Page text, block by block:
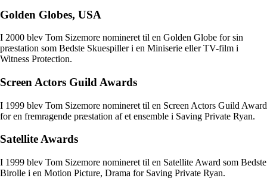
Golden Globes, USA
I 2000 blev Tom Sizemore nomineret til en Golden Globe for sin
præstation som Bedste Skuespiller i en Miniserie eller TV-film i
Witness Protection.
Screen Actors Guild Awards
I 1999 blev Tom Sizemore nomineret til en Screen Actors Guild Award
for en fremragende præstation af et ensemble i Saving Private Ryan.
Satellite Awards
I 1999 blev Tom Sizemore nomineret til en Satellite Award som Bedste
Birolle i en Motion Picture, Drama for Saving Private Ryan.